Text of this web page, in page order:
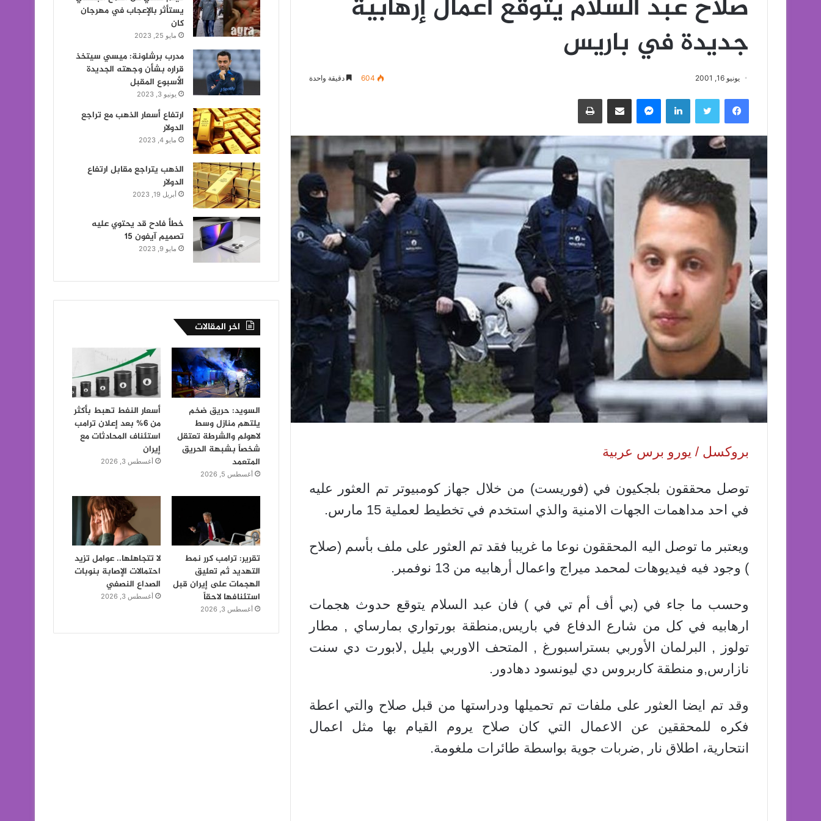
صلاح عبد السلام يتوقع أعمال إرهابية
جديدة في باريس
يونيو 16, 2001 604 دقيقة واحدة
فيسبوك تويتر لينكدإن ماسنجر مشاركة عبر البريد طباعة
بروكسل / يورو برس عربية
توصل محققون بلجكيون في (فوريست) من خلال جهاز كومبيوتر تم العثور عليه
في احد مداهمات الجهات الامنية والذي استخدم في تخطيط لعملية 15 مارس.
ويعتبر ما توصل اليه المحققون نوعا ما غريبا فقد تم العثور على ملف بأسم (صلاح
) وجود فيه فيديوهات لمحمد ميراج واعمال أرهابيه من 13 نوفمبر.
وحسب ما جاء في (بي أف أم تي في ) فان عبد السلام يتوقع حدوث هجمات
ارهابيه في كل من شارع الدفاع في باريس,منطقة بورتواري بمارساي , مطار
تولوز , البرلمان الأوربي بستراسبورغ , المتحف الاوربي بليل ,لابورت دي سنت
نازارس,و منطقة كاربروس دي ليونسود دهادور.
وقد تم ايضا العثور على ملفات تم تحميلها ودراستها من قبل صلاح والتي اعطة
فكره للمحققين عن الاعمال التي كان صلاح يروم القيام بها مثل اعمال
انتحارية، اطلاق نار ,ضربات جوية بواسطة طائرات ملغومة.
يستأثر بالإعجاب في مهرجان
كان
مايو 25, 2023
مدرب برشلونة: ميسي سيتخذ
قراره بشأن وجهته الجديدة
الأسبوع المقبل
يونيو 3, 2023
ارتفاع أسعار الذهب مع تراجع
الدولار
مايو 4, 2023
الذهب يتراجع مقابل ارتفاع
الدولار
أبريل 19, 2023
خطأ فادح قد يحتوي عليه
تصميم آيفون 15
مايو 9, 2023
اخر المقالات
السويد: حريق ضخم
يلتهم منازل وسط
لاهولم والشرطة تعتقل
شخصاً بشبهة الحريق
المتعمد
أغسطس 5, 2026
أسعار النفط تهبط بأكثر
من 6% بعد إعلان ترامب
استئناف المحادثات مع
إيران
أغسطس 3, 2026
تقرير: ترامب كرر نمط
التهديد ثم تعليق
الهجمات على إيران قبل
استئنافها لاحقاً
أغسطس 3, 2026
لا تتجاهلها.. عوامل تزيد
احتمالات الإصابة بنوبات
الصداع النصفي
أغسطس 3, 2026